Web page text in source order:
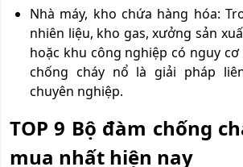
Nhà máy, kho chứa hàng hóa:
nhiên liệu, kho gas, xưởng sản
hoặc khu công nghiệp có nguy cơ
chống cháy nổ là giải pháp
chuyên nghiệp.
TOP 9 Bộ đàm chống
mua nhất hiện nay